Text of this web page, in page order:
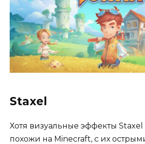
Staxel
Хотя визуальные эффекты
похожи на Minecraft, с их